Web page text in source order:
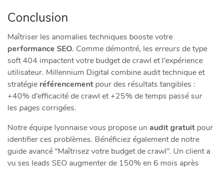
Conclusion
Maîtriser les anomalies techniques booste votre
performance SEO. Comme démontré, les erreurs de type
soft 404 impactent votre budget de crawl et l’expérience
utilisateur. Millennium Digital combine audit technique et
stratégie référencement pour des résultats tangibles :
+40% d’efficacité de crawl et +25% de temps passé sur
les pages corrigées.
Notre équipe lyonnaise vous propose un audit gratuit pour
identifier ces problèmes. Bénéficiez également de notre
guide avancé “Maîtrisez votre budget de crawl”. Un client a
vu ses leads SEO augmenter de 150% en 6 mois après